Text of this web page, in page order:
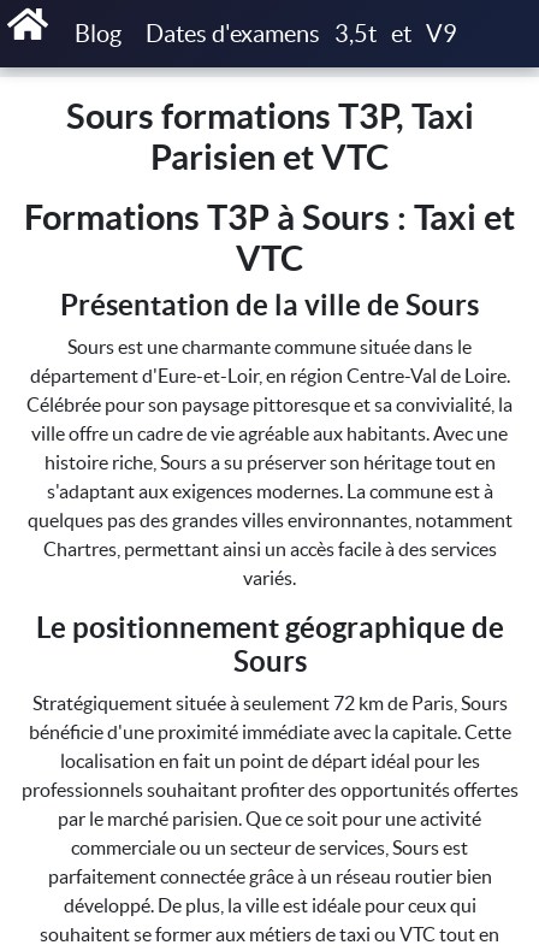
Blog Dates d'examens 3,5t et V9
Accueil Sours formations T3P, Taxi Parisien et VTC
Sours formations T3P, Taxi
Parisien et VTC
Formations T3P à Sours : Taxi et
VTC
Présentation de la ville de Sours
Sours est une charmante commune située dans le
département d'Eure-et-Loir, en région Centre-Val de Loire.
Célébrée pour son paysage pittoresque et sa convivialité, la
ville offre un cadre de vie agréable aux habitants. Avec une
histoire riche, Sours a su préserver son héritage tout en
s'adaptant aux exigences modernes. La commune est à
quelques pas des grandes villes environnantes, notamment
Chartres, permettant ainsi un accès facile à des services
variés.
Le positionnement géographique de
Sours
Stratégiquement située à seulement 72 km de Paris, Sours
bénéficie d'une proximité immédiate avec la capitale. Cette
localisation en fait un point de départ idéal pour les
professionnels souhaitant profiter des opportunités offertes
par le marché parisien. Que ce soit pour une activité
commerciale ou un secteur de services, Sours est
parfaitement connectée grâce à un réseau routier bien
développé. De plus, la ville est idéale pour ceux qui
souhaitent se former aux métiers de taxi ou VTC tout en